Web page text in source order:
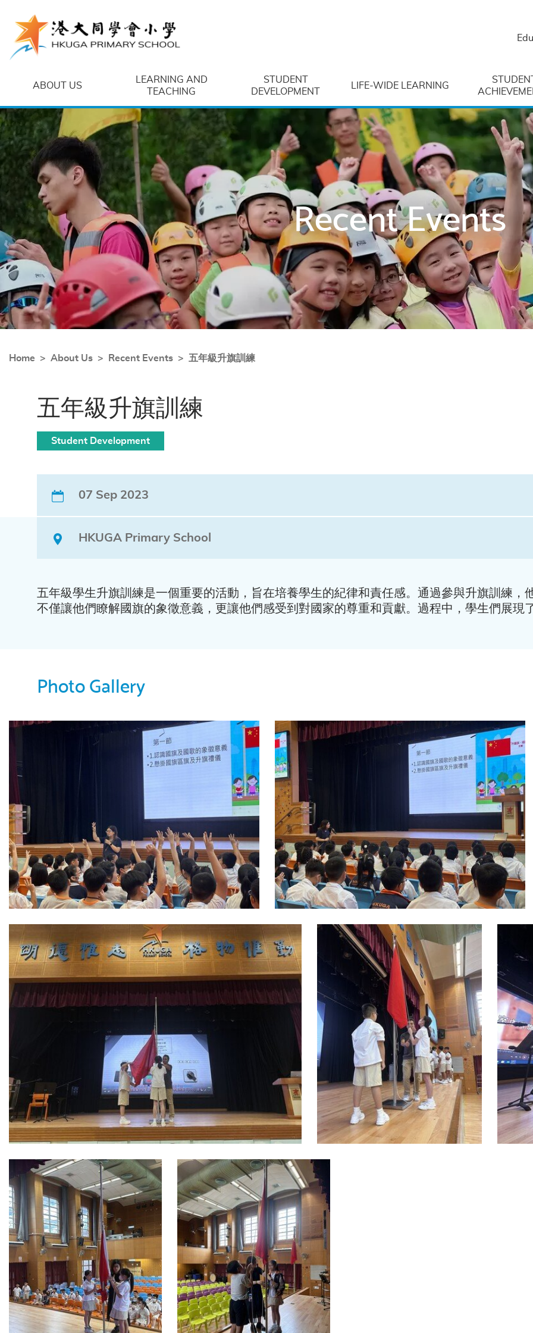
ABOUT US
LEARNING AND
TEACHING
STUDENT
DEVELOPMENT
LIFE-WIDE LEARNING
Recent Events
Home About Us Recent Events 五年級升旗訓練
五年級升旗訓練
Student Development
07 Sep 2023
HKUGA Primary School
五年級學生升旗訓練是一個重要的活動，旨在培養學生的紀律和責任感。通過參與升旗訓練，
不僅讓他們瞭解國旗的象徵意義，更讓他們感受到對國家的尊重和貢獻。過程中，學生們展現
Photo Gallery